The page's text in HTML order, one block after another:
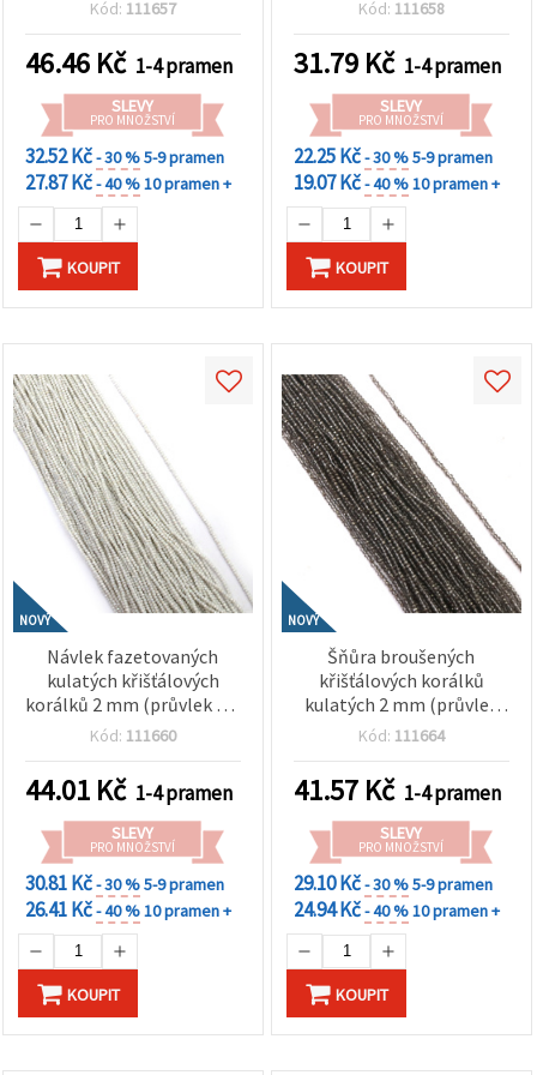
leštěný metalický finish,
mix ~75 ks
Kód: 111657
46.46 Kč 1-4 pramen
SLEVY
PRO MNOŽSTVÍ
32.52 Kč- 30 %5-9 pramen
27.87 Kč- 40 %10 pramen +
KOUPIT
bílá s luminiscenčním
leskem ~200 ks
Kód: 111658
31.79 Kč 1-4 pramen
SLEVY
PRO MNOŽSTVÍ
22.25 Kč- 30 %5-9 pramen
19.07 Kč- 40 %10 pramen +
KOUPIT
NOVÝ
Návlek fazetovaných
kulatých křišťálových
korálků 2 mm (průvlek 0,6
mm) – hladké
třpytivým AB efektem,
mix ~220 ks
Kód: 111660
44.01 Kč 1-4 pramen
SLEVY
PRO MNOŽSTVÍ
30.81 Kč- 30 %5-9 pramen
26.41 Kč- 40 %10 pramen +
KOUPIT
NOVÝ
Šňůra broušených
křišťálových korálků
kulatých 2 mm (průvlek
0,6 mm) – transparentní
metalickým leskem ~200
ks
Kód: 111664
41.57 Kč 1-4 pramen
SLEVY
PRO MNOŽSTVÍ
29.10 Kč- 30 %5-9 pramen
24.94 Kč- 40 %10 pramen +
KOUPIT